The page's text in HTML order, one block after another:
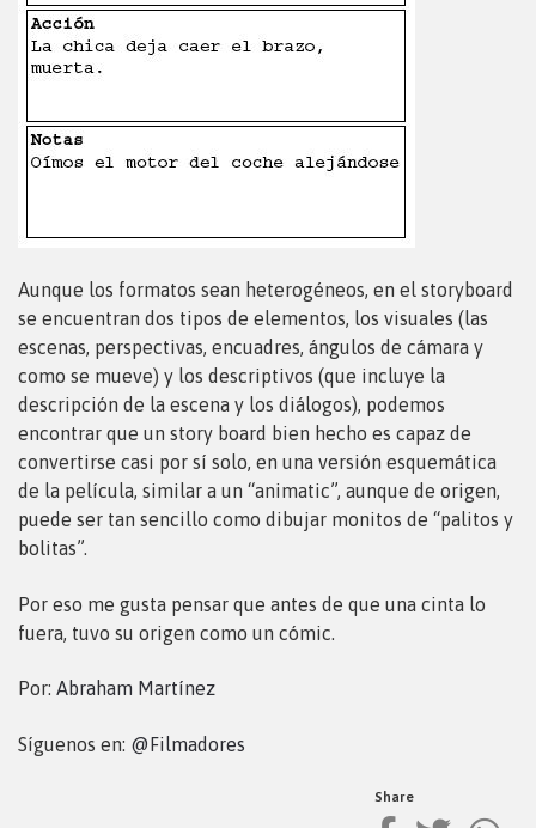
Aunque los formatos sean heterogéneos, en el storyboard
se encuentran dos tipos de elementos, los visuales (las
escenas, perspectivas, encuadres, ángulos de cámara y
como se mueve) y los descriptivos (que incluye la
descripción de la escena y los diálogos), podemos
encontrar que un story board bien hecho es capaz de
convertirse casi por sí solo, en una versión esquemática
de la película, similar a un “animatic”, aunque de origen,
puede ser tan sencillo como dibujar monitos de “palitos y
bolitas”.
Por eso me gusta pensar que antes de que una cinta lo
fuera, tuvo su origen como un cómic.
Por: Abraham Martínez
Síguenos en: @Filmadores
Share